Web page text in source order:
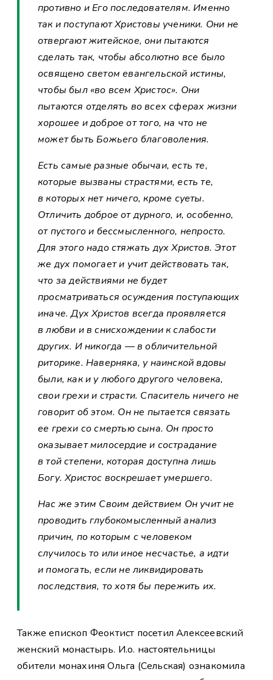
противно и Его последователям. Именно
так и поступают Христовы ученики. Они не
отвергают житейское, они пытаются
сделать так, чтобы абсолютно все было
освящено светом евангельской истины,
чтобы был «во всем Христос». Они
пытаются отделять во всех сферах жизни
хорошее и доброе от того, на что не
может быть Божьего благоволения.
Есть самые разные обычаи, есть те,
которые вызваны страстями, есть те,
в которых нет ничего, кроме суеты.
Отличить доброе от дурного, и, особенно,
от пустого и бессмысленного, непросто.
Для этого надо стяжать дух Христов. Этот
же дух помогает и учит действовать так,
что за действиями не будет
просматриваться осуждения поступающих
иначе. Дух Христов всегда проявляется
в любви и в снисхождении к слабости
других. И никогда — в обличительной
риторике. Наверняка, у наинской вдовы
были, как и у любого другого человека,
свои грехи и страсти. Спаситель ничего не
говорит об этом. Он не пытается связать
ее грехи со смертью сына. Он просто
оказывает милосердие и сострадание
в той степени, которая доступна лишь
Богу. Христос воскрешает умершего.
Нас же этим Своим действием Он учит не
проводить глубокомысленный анализ
причин, по которым с человеком
случилось то или иное несчастье, а идти
и помогать, если не ликвидировать
последствия, то хотя бы пережить их.
Также епископ Феоктист посетил Алексеевский
женский монастырь. И.о. настоятельницы
обители монахиня Ольга (Сельская) ознакомила